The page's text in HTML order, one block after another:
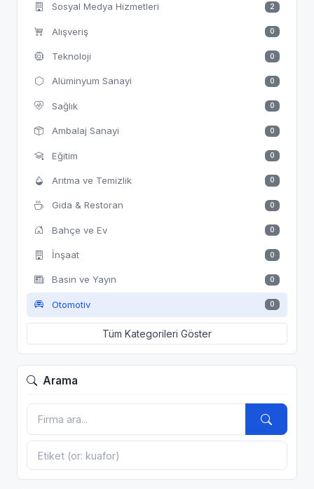
Sosyal Medya Hizmetleri 2
Alışveriş 0
Teknoloji 0
Alüminyum Sanayi 0
Sağlık 0
Ambalaj Sanayi 0
Eğitim 0
Arıtma ve Temizlik 0
Gıda & Restoran 0
Bahçe ve Ev 0
İnşaat 0
Basın ve Yayın 0
Otomotiv 0
Tüm Kategorileri Göster
Arama